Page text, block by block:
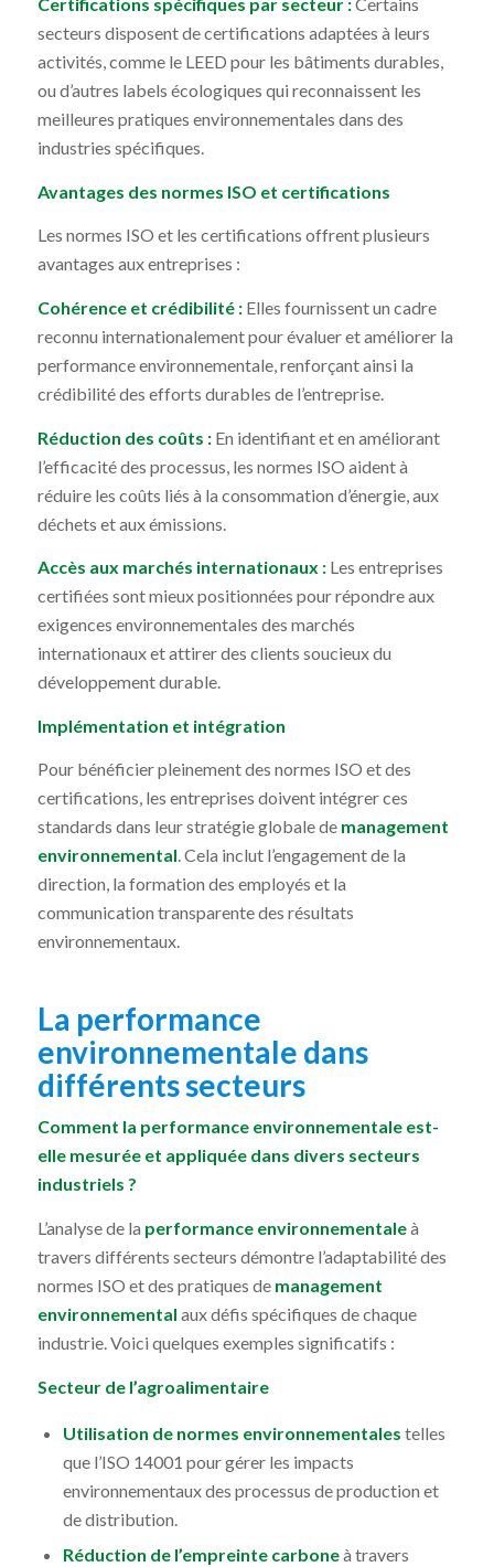
secteurs disposent de certifications adaptées à leurs
activités, comme le LEED pour les bâtiments durables,
ou d’autres labels écologiques qui reconnaissent les
meilleures pratiques environnementales dans des
industries spécifiques.
Avantages des normes ISO et certifications
Les normes ISO et les certifications offrent plusieurs
avantages aux entreprises :
Cohérence et crédibilité :Elles fournissent un cadre
reconnu internationalement pour évaluer et améliorer la
performance environnementale, renforçant ainsi la
crédibilité des efforts durables de l’entreprise.
Réduction des coûts :En identifiant et en améliorant
l’efficacité des processus, les normes ISO aident à
réduire les coûts liés à la consommation d’énergie, aux
déchets et aux émissions.
Accès aux marchés internationaux :Les entreprises
certifiées sont mieux positionnées pour répondre aux
exigences environnementales des marchés
internationaux et attirer des clients soucieux du
développement durable.
Implémentation et intégration
Pour bénéficier pleinement des normes ISO et des
certifications, les entreprises doivent intégrer ces
standards dans leur stratégie globale de management
environnemental. Cela inclut l’engagement de la
direction, la formation des employés et la
communication transparente des résultats
environnementaux.
La performance
environnementale dans
différents secteurs
Comment la performance environnementale est-
elle mesurée et appliquée dans divers secteurs
industriels ?
L’analyse de la performance environnementaleà
travers différents secteurs démontre l’adaptabilité des
normes ISO et des pratiques de management
environnemental aux défis spécifiques de chaque
industrie. Voici quelques exemples significatifs :
Secteur de l’agroalimentaire
Utilisation de normes environnementales telles
que l’ISO 14001 pour gérer les impacts
environnementaux des processus de production et
de distribution.
Réduction de l’empreinte carboneà travers